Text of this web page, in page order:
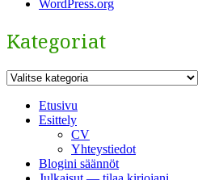
WordPress.org
Kategoriat
Kategoriat
Etusivu
Esittely
CV
Yhteystiedot
Blogini säännöt